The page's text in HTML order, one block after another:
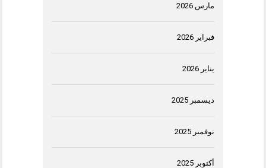
مارس 2026
فبراير 2026
يناير 2026
ديسمبر 2025
نوفمبر 2025
أكتوبر 2025